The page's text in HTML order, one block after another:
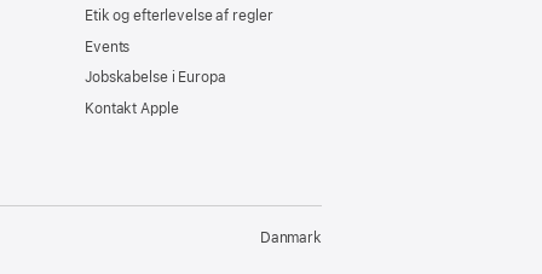
Etik og efterlevelse af regler
Events
Jobskabelse i Europa
Kontakt Apple
Danmark